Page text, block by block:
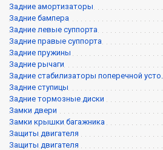
Задние амортизаторы
Задние бампера
Задние левые суппорта
Задние правые суппорта
Задние пружины
Задние рычаги
Задние стабилизаторы поперечной усто...
Задние ступицы
Задние тормозные диски
Замки двери
Замки крышки багажника
Защиты двигателя
Защиты двигателя